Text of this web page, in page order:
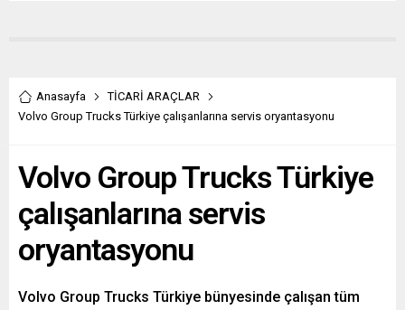
Anasayfa
TİCARİ ARAÇLAR
Volvo Group Trucks Türkiye çalışanlarına servis oryantasyonu
Volvo Group Trucks Türkiye
çalışanlarına servis
oryantasyonu
Volvo Group Trucks Türkiye bünyesinde çalışan tüm